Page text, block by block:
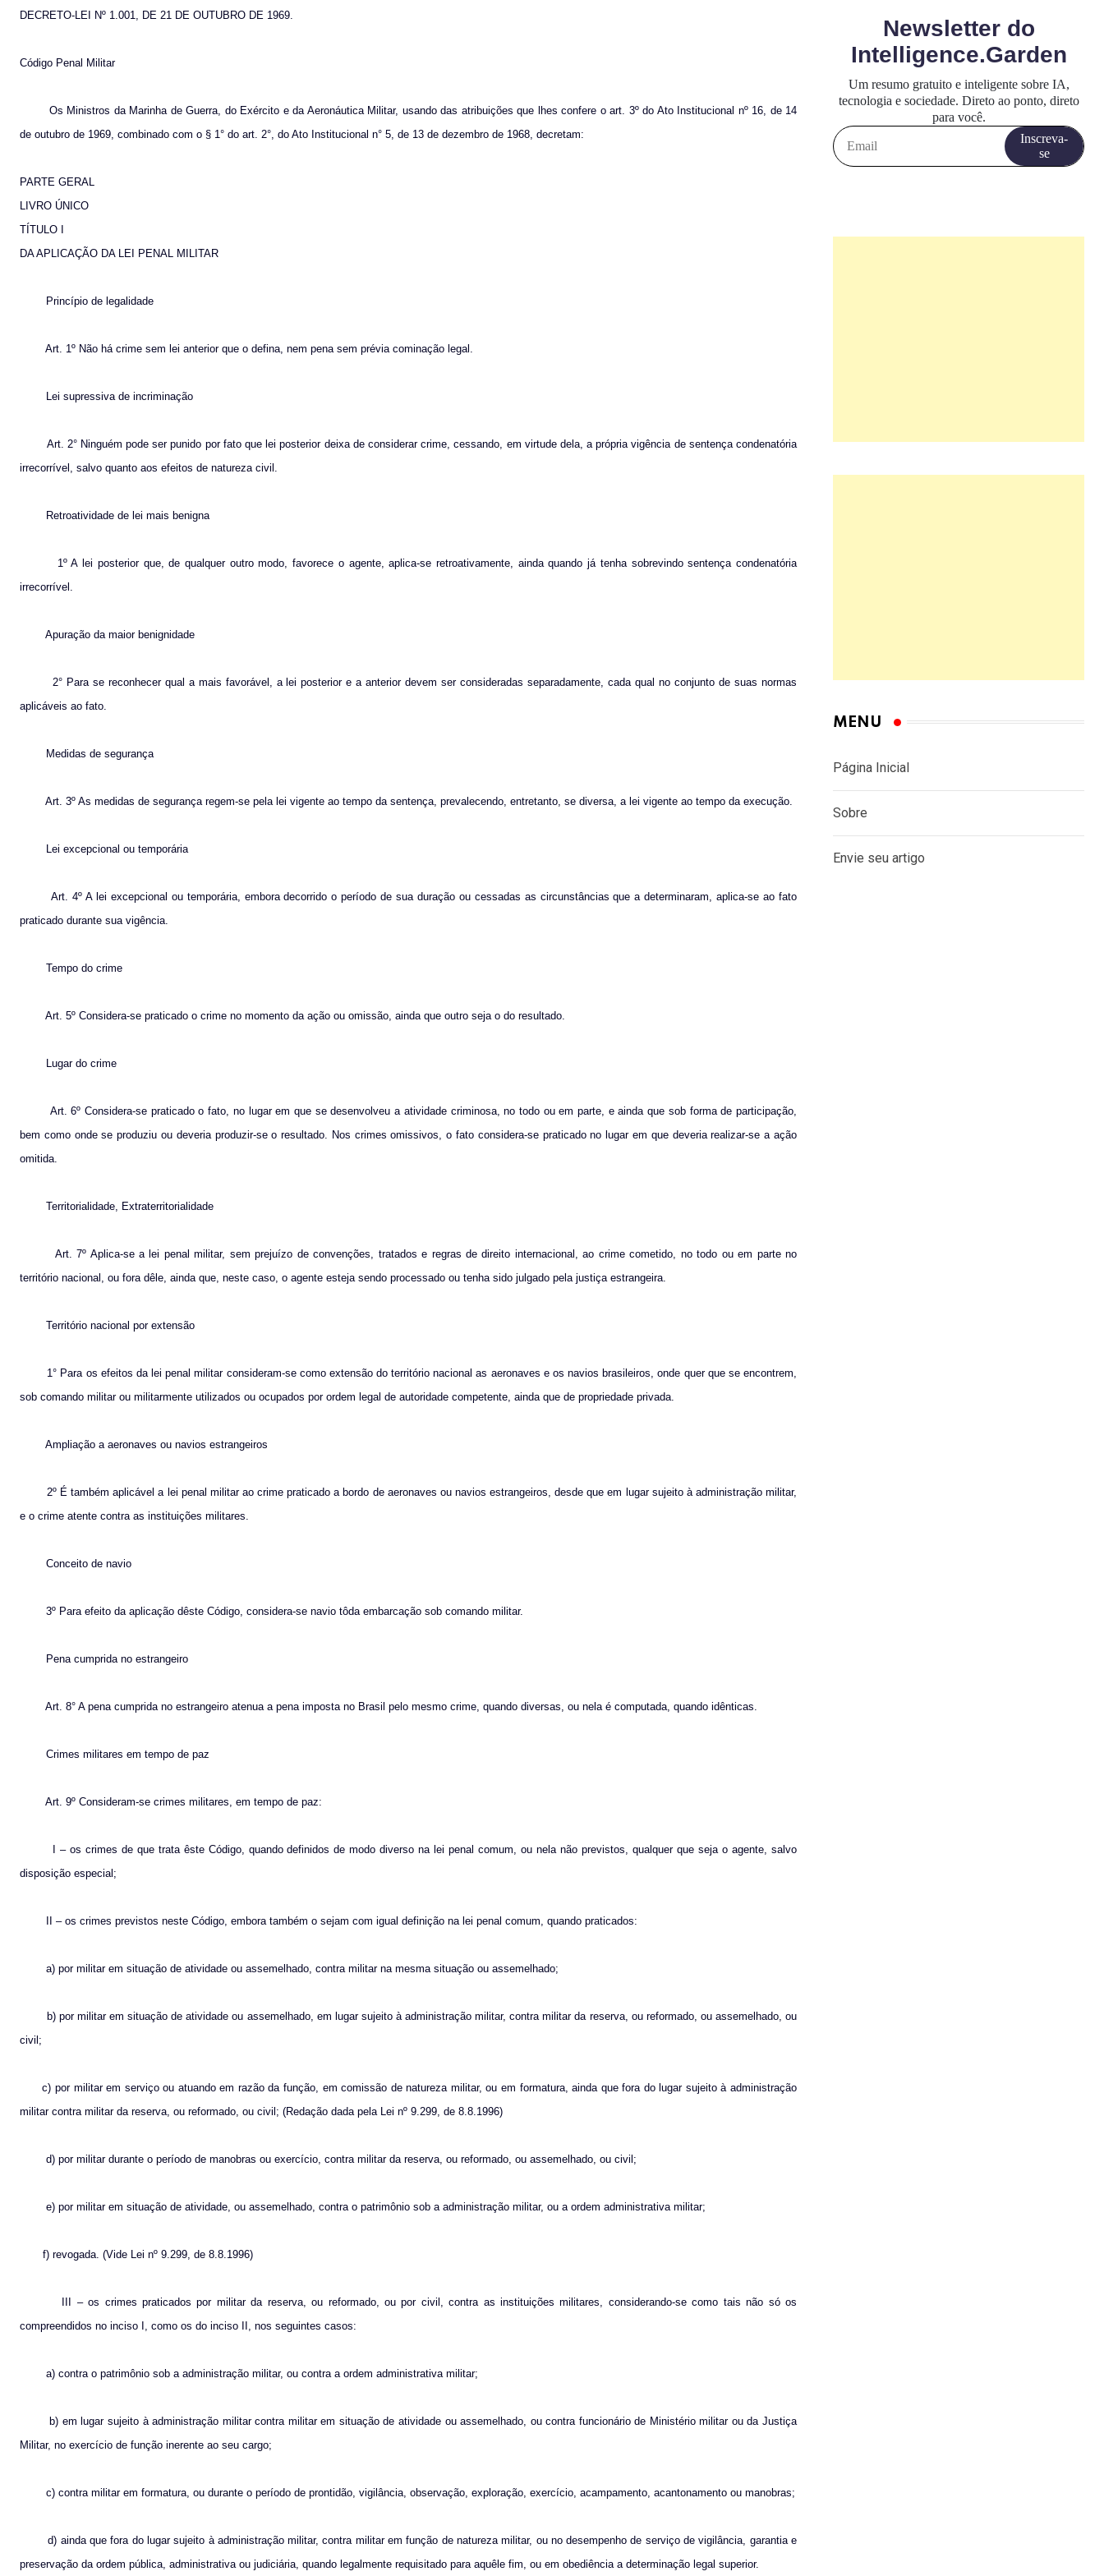
DECRETO-LEI Nº 1.001, DE 21 DE OUTUBRO DE 1969.
Código Penal Militar
Os Ministros da Marinha de Guerra, do Exército e da Aeronáutica Militar, usando das atribuições que lhes confere o art. 3º do Ato Institucional nº 16, de 14
de outubro de 1969, combinado com o § 1° do art. 2°, do Ato Institucional n° 5, de 13 de dezembro de 1968, decretam:
PARTE GERAL
LIVRO ÚNICO
TÍTULO I
DA APLICAÇÃO DA LEI PENAL MILITAR
Princípio de legalidade
Art. 1º Não há crime sem lei anterior que o defina, nem pena sem prévia cominação legal.
Lei supressiva de incriminação
Art. 2° Ninguém pode ser punido por fato que lei posterior deixa de considerar crime, cessando, em virtude dela, a própria vigência de sentença condenatória
irrecorrível, salvo quanto aos efeitos de natureza civil.
Retroatividade de lei mais benigna
1º A lei posterior que, de qualquer outro modo, favorece o agente, aplica-se retroativamente, ainda quando já tenha sobrevindo sentença condenatória
irrecorrível.
Apuração da maior benignidade
2° Para se reconhecer qual a mais favorável, a lei posterior e a anterior devem ser consideradas separadamente, cada qual no conjunto de suas normas
aplicáveis ao fato.
Medidas de segurança
Art. 3º As medidas de segurança regem-se pela lei vigente ao tempo da sentença, prevalecendo, entretanto, se diversa, a lei vigente ao tempo da execução.
Lei excepcional ou temporária
Art. 4º A lei excepcional ou temporária, embora decorrido o período de sua duração ou cessadas as circunstâncias que a determinaram, aplica-se ao fato
praticado durante sua vigência.
Tempo do crime
Art. 5º Considera-se praticado o crime no momento da ação ou omissão, ainda que outro seja o do resultado.
Lugar do crime
Art. 6º Considera-se praticado o fato, no lugar em que se desenvolveu a atividade criminosa, no todo ou em parte, e ainda que sob forma de participação,
bem como onde se produziu ou deveria produzir-se o resultado. Nos crimes omissivos, o fato considera-se praticado no lugar em que deveria realizar-se a ação
omitida.
Territorialidade, Extraterritorialidade
Art. 7º Aplica-se a lei penal militar, sem prejuízo de convenções, tratados e regras de direito internacional, ao crime cometido, no todo ou em parte no
território nacional, ou fora dêle, ainda que, neste caso, o agente esteja sendo processado ou tenha sido julgado pela justiça estrangeira.
Território nacional por extensão
1° Para os efeitos da lei penal militar consideram-se como extensão do território nacional as aeronaves e os navios brasileiros, onde quer que se encontrem,
sob comando militar ou militarmente utilizados ou ocupados por ordem legal de autoridade competente, ainda que de propriedade privada.
Ampliação a aeronaves ou navios estrangeiros
2º É também aplicável a lei penal militar ao crime praticado a bordo de aeronaves ou navios estrangeiros, desde que em lugar sujeito à administração militar,
e o crime atente contra as instituições militares.
Conceito de navio
3º Para efeito da aplicação dêste Código, considera-se navio tôda embarcação sob comando militar.
Pena cumprida no estrangeiro
Art. 8° A pena cumprida no estrangeiro atenua a pena imposta no Brasil pelo mesmo crime, quando diversas, ou nela é computada, quando idênticas.
Crimes militares em tempo de paz
Art. 9º Consideram-se crimes militares, em tempo de paz:
I – os crimes de que trata êste Código, quando definidos de modo diverso na lei penal comum, ou nela não previstos, qualquer que seja o agente, salvo
disposição especial;
II – os crimes previstos neste Código, embora também o sejam com igual definição na lei penal comum, quando praticados:
a) por militar em situação de atividade ou assemelhado, contra militar na mesma situação ou assemelhado;
b) por militar em situação de atividade ou assemelhado, em lugar sujeito à administração militar, contra militar da reserva, ou reformado, ou assemelhado, ou
civil;
c) por militar em serviço ou atuando em razão da função, em comissão de natureza militar, ou em formatura, ainda que fora do lugar sujeito à administração
militar contra militar da reserva, ou reformado, ou civil; (Redação dada pela Lei nº 9.299, de 8.8.1996)
d) por militar durante o período de manobras ou exercício, contra militar da reserva, ou reformado, ou assemelhado, ou civil;
e) por militar em situação de atividade, ou assemelhado, contra o patrimônio sob a administração militar, ou a ordem administrativa militar;
f) revogada. (Vide Lei nº 9.299, de 8.8.1996)
III – os crimes praticados por militar da reserva, ou reformado, ou por civil, contra as instituições militares, considerando-se como tais não só os
compreendidos no inciso I, como os do inciso II, nos seguintes casos:
a) contra o patrimônio sob a administração militar, ou contra a ordem administrativa militar;
b) em lugar sujeito à administração militar contra militar em situação de atividade ou assemelhado, ou contra funcionário de Ministério militar ou da Justiça
Militar, no exercício de função inerente ao seu cargo;
c) contra militar em formatura, ou durante o período de prontidão, vigilância, observação, exploração, exercício, acampamento, acantonamento ou manobras;
d) ainda que fora do lugar sujeito à administração militar, contra militar em função de natureza militar, ou no desempenho de serviço de vigilância, garantia e
preservação da ordem pública, administrativa ou judiciária, quando legalmente requisitado para aquêle fim, ou em obediência a determinação legal superior.